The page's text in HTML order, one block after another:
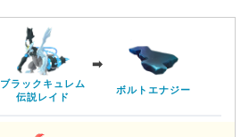
ブラックキュレム
伝説レイド
➡︎
ボルトエナジー